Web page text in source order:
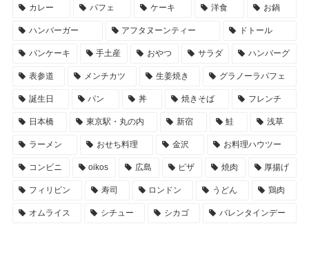
カレー パフェ ケーキ 洋食 お鍋
ハンバーガー アフタヌーンティー ドトール
パンケーキ 手土産 おやつ サラダ ハンバーグ
表参道 メンチカツ 生姜焼き グラノーラパフェ
誕生日 パン 丼 焼きそば フレンチ
日本橋 東京駅・丸の内 新宿 鮭 浅草
ラーメン おせち料理 金沢 お料理ハウツー
コンビニ oikos 広島 ピザ 焼肉 厚揚げ
フィリピン 寿司 ロンドン うどん 鶏肉
オムライス シチュー シカゴ バレンタインデー